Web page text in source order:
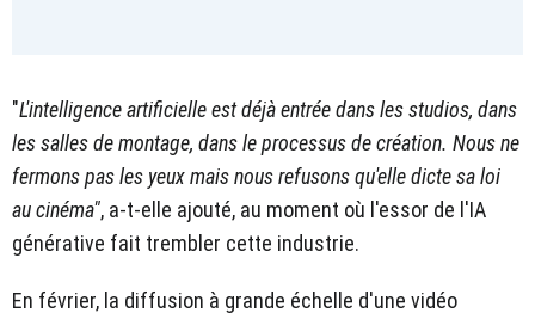
"L'intelligence artificielle est déjà entrée dans les studios, dans
les salles de montage, dans le processus de création. Nous ne
fermons pas les yeux mais nous refusons qu'elle dicte sa loi
au cinéma", a-t-elle ajouté, au moment où l'essor de l'IA
générative fait trembler cette industrie.
En février, la diffusion à grande échelle d'une vidéo